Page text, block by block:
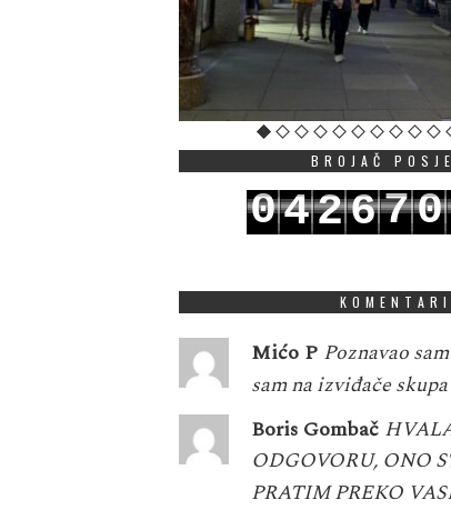
BROJAČ
042670
KOMENTARI
Mićo P Poznavao
sam na izviđače
Boris Gombač
ODGOVORU, ONO
PRATIM PREKO